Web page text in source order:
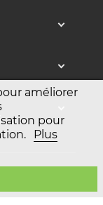
améliorer
pour
Plus